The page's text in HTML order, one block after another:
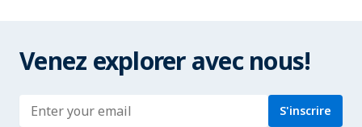
Venez explorer avec nous!
Enter address S'inscrire